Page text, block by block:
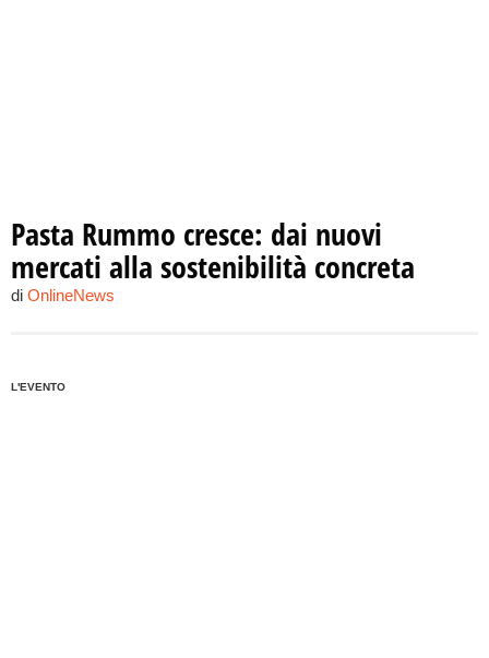
Pasta Rummo cresce: dai nuovi
mercati alla sostenibilità concreta
di OnlineNews
L'EVENTO